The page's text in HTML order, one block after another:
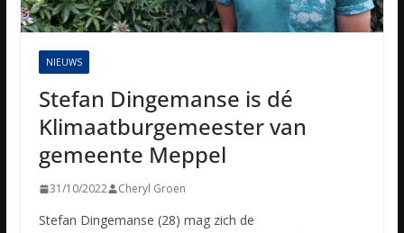
NIEUWS
Stefan Dingemanse is dé
Klimaatburgemeester van
gemeente Meppel
31/10/2022 Cheryl Groen
Stefan Dingemanse (28) mag zich de